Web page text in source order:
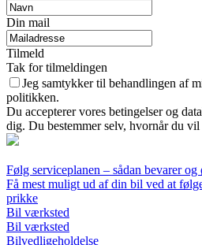
Din mail
Tilmeld
Tak for tilmeldingen
Jeg samtykker til behandlingen af
politikken.
Du accepterer vores betingelser og
dig. Du bestemmer selv, hvornår du vil
Følg serviceplanen – sådan bevarer
Få mest muligt ud af din bil ved at
prikke
Bil værksted
Bil værksted
Bilvedligeholdelse